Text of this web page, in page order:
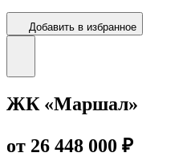
Добавить в избранное
ЖК «Маршал»
от 26 448 000 ₽